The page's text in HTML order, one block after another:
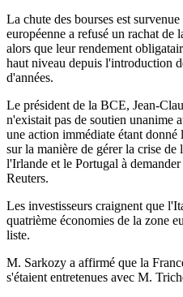
La chute des bourses est
européenne a refusé un rachat de
alors que leur rendement
haut niveau depuis l'introduction
d'années.
Le président de la BCE, Jean-
n'existait pas de soutien unanime
une action immédiate étant
sur la manière de gérer la crise
l'Irlande et le Portugal à
Reuters.
Les investisseurs craignent que
quatrième économies de la zone
liste.
M. Sarkozy a affirmé que la
s'étaient entretenues avec M.